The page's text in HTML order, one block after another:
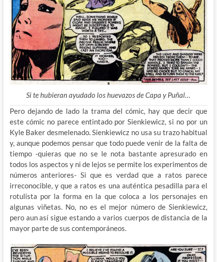
Si te hubieran ayudado los huevazos de Capa y Puñal…
Pero dejando de lado la trama del cómic, hay que decir que
este cómic no parece entintado por Sienkiewicz, si no por un
Kyle Baker desmelenado. Sienkiewicz no usa su trazo habitual
y, aunque podemos pensar que todo puede venir de la falta de
tiempo -quieras que no se le nota bastante apresurado en
todos los aspectos y ni de lejos se permite los experimentos de
números anteriores- Si que es verdad que a ratos parece
irreconocible, y que a ratos es una auténtica pesadilla para el
rotulista por la forma en la que coloca a los personajes en
algunas viñetas. No, no es el mejor número de Sienkiewicz,
pero aun así sigue estando a varios cuerpos de distancia de la
mayor parte de sus contemporáneos.